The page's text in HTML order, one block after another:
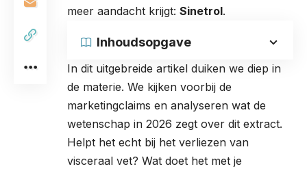
meer aandacht krijgt: Sinetrol.
Inhoudsopgave
In dit uitgebreide artikel duiken we diep in
de materie. We kijken voorbij de
marketingclaims en analyseren wat de
wetenschap in 2026 zegt over dit extract.
Helpt het echt bij het verliezen van
visceraal vet? Wat doet het met je